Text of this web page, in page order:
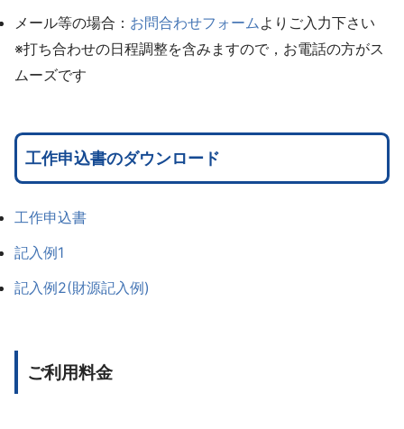
メール等の場合： お問合わせフォームよりご入力下さい
※打ち合わせの日程調整を含みますので，お電話の方がス
ムーズです
工作申込書のダウンロード
工作申込書
記入例1
記入例2(財源記入例)
ご利用料金